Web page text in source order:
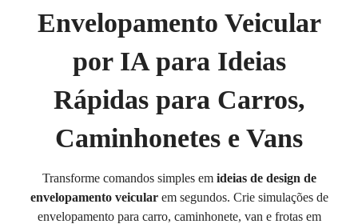
Envelopamento Veicular
por IA para Ideias
Rápidas para Carros,
Caminhonetes e Vans
Transforme comandos simples em ideias de design de
envelopamento veicularem segundos. Crie simulações de
envelopamento para carro, caminhonete, van e frotas em